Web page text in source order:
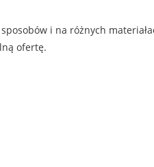
i na różnych
ofertę.